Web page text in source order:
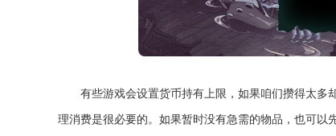
有些游戏会设置货币持有上限，如果咱们攒得太多
理消费是很必要的。如果暂时没有急需的物品，也可